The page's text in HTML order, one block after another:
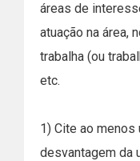
áreas de
atuação na área,
trabalha (ou
etc.
1) Cite ao menos
desvantagem da